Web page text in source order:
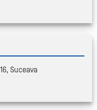
Suceava